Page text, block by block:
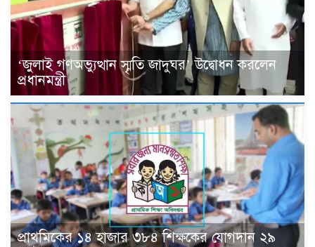
‘জুলাই গণঅভ্যুত্থান স্মৃতি জাদুঘর’ উদ্বোধন করলেন
প্রধানমন্ত্রী
প্রাথমিকের ১৪ হাজার ৩৮৪ শিক্ষকের যোগদান ২৯